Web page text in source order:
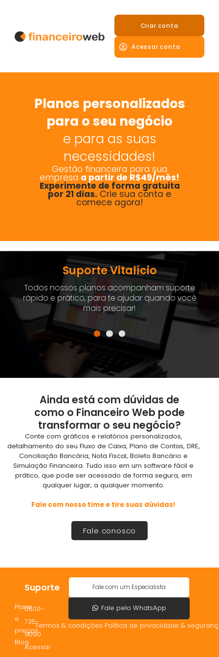
conteúdo
Criar conta
Acessar conta
Planos personalizados
para o seu negócio
e para as suas
necessidades!
Gestão financeira para sua
empresa a partir de R$49/mês!
Experimente de forma gratuita
por 21 dias. Crie sua conta e
comece agora!
Suporte Vitalício
Todos nossos planos acompanham suporte
rápido e prático, para te ajudar quando você
mais precisar!
Ainda está com dúvidas de
como o Financeiro Web pode
transformar o seu negócio?
Conte com gráficos e relatórios personalizados,
detalhamento do seu Fluxo de Caixa, Plano de Contas, DRE,
Conciliação Bancária, Nota Fiscal, Boleto Bancário e
Simulação Financeira. Tudo isso em um software fácil e
prático, que pode ser acessado de forma segura, em
qualquer lugar, a qualquer momento.
Fale com nosso time e tire suas dúvidas!
Fale conosco
Plano
e
preços
Blog
Suporte
0800-
735-
9090
Acessar
Fale pelo WhatsApp
Termos & condições Política de privacidade &
Fale com um Especialista